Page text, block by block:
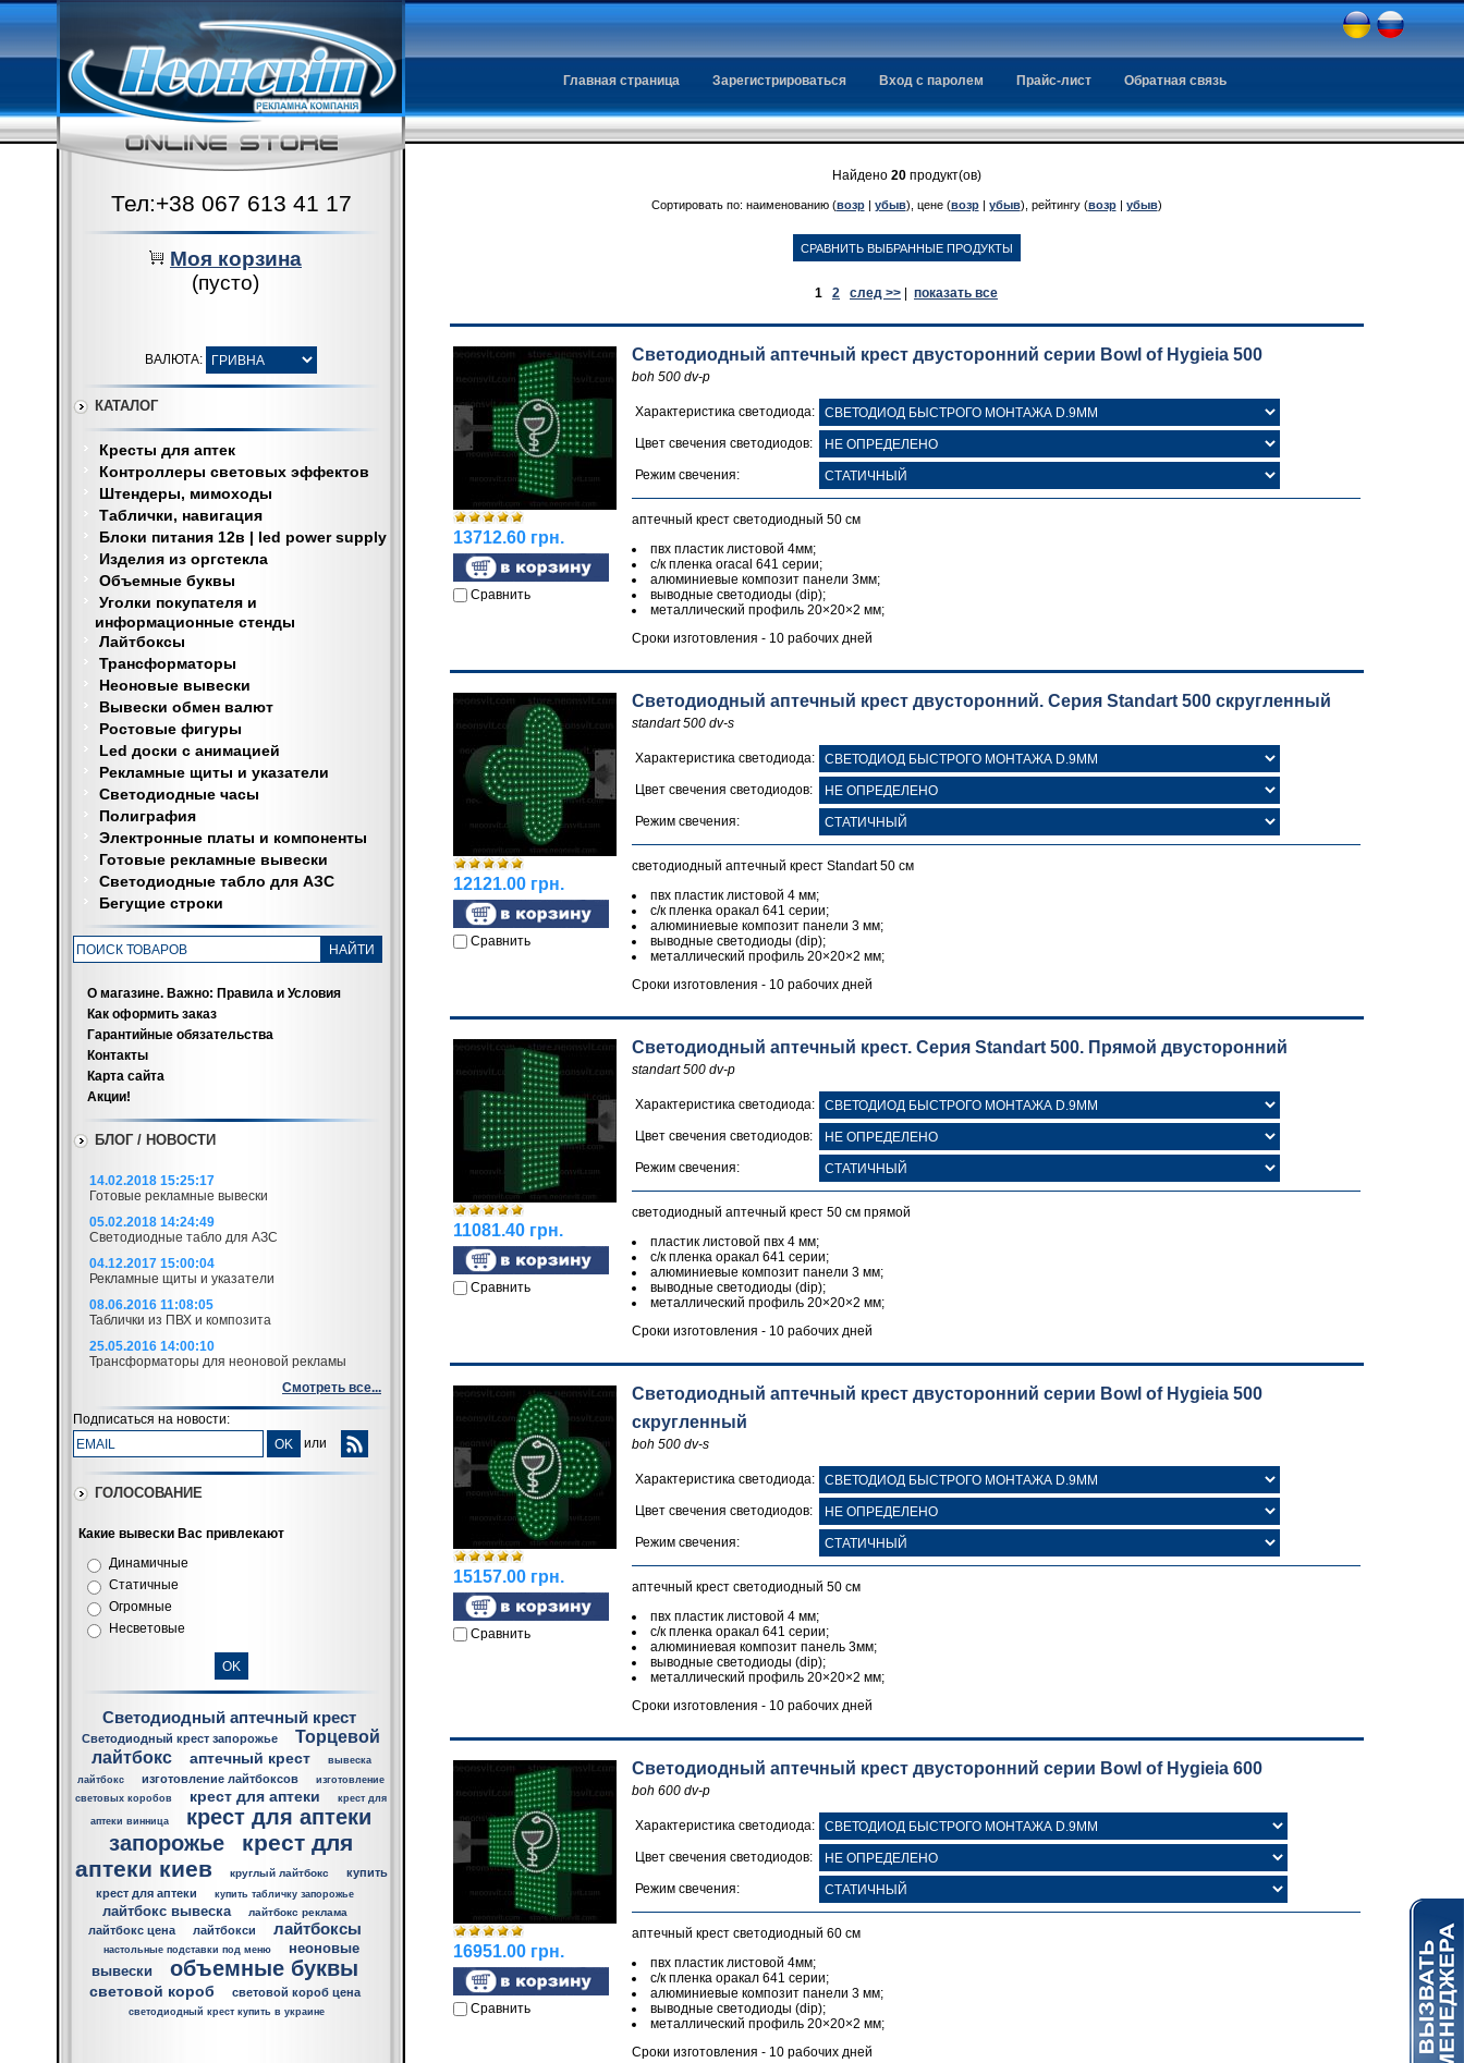
Главная страница Зарегистрироваться Вход с паролем Прайс-лист Обратная связь
Тел:+38 067 613 41 17
Моя корзина
(пусто)
ВАЛЮТА:
КАТАЛОГ
Кресты для аптек
Контроллеры световых эффектов
Штендеры, мимоходы
Таблички, навигация
Блоки питания 12в | led power supply
Изделия из оргстекла
Объемные буквы
Уголки покупателя и
информационные стенды
Лайтбоксы
Трансформаторы
Неоновые вывески
Вывески обмен валют
Ростовые фигуры
Led доски с анимацией
Рекламные щиты и указатели
Светодиодные часы
Полиграфия
Электронные платы и компоненты
Готовые рекламные вывески
Светодиодные табло для АЗС
Бегущие строки
О магазине. Важно: Правила и Условия
Как оформить заказ
Гарантийные обязательства
Контакты
Карта сайта
Акции!
БЛОГ / НОВОСТИ
14.02.2018 15:25:17
Готовые рекламные вывески
05.02.2018 14:24:49
Светодиодные табло для АЗС
04.12.2017 15:00:04
Рекламные щиты и указатели
08.06.2016 11:08:05
Таблички из ПВХ и композита
25.05.2016 14:00:10
Трансформаторы для неоновой рекламы
Смотреть все...
Подписаться на новости:
или
ГОЛОСОВАНИЕ
Какие вывески Вас привлекают
Динамичные
Статичные
Огромные
Несветовые
Светодиодный аптечный крест
Светодиодный крест запорожье
Торцевой
лайтбокс
аптечный крест
вывеска
лайтбокс
изготовление лайтбоксов
изготовление
световых коробов
крест для аптеки крест для
аптеки винница
крест для аптеки
запорожье
крест для
аптеки киев
круглый лайтбокс
купить
крест для аптеки
купить табличку запорожье
лайтбокс вывеска лайтбокс реклама
лайтбокс цена лайтбокси лайтбоксы
настольные подставки под меню
неоновые
вывески
объемные буквы
световой короб световой короб цена
светодиодный крест купить в украине
Найдено 20продукт(ов)
Сортировать по: наименованию (возр| убыв), цене (возр| убыв), рейтингу (возр| убыв)
1 2 след >> показать все
13712.60 грн.
Сравнить
Светодиодный аптечный крест двусторонний серии Bowl of Hygieia 500
boh 500 dv-p
Характеристика светодиода:
Цвет свечения светодиодов:
Режим свечения:
аптечный крест светодиодный 50 см
пвх пластик листовой 4мм;
с/к пленка oracal 641 серии;
алюминиевые композит панели 3мм;
выводные светодиоды (dip);
металлический профиль 20×20×2 мм;
Сроки изготовления - 10 рабочих дней
12121.00 грн.
Сравнить
Светодиодный аптечный крест двусторонний. Серия Standart 500 скругленный
standart 500 dv-s
Характеристика светодиода:
Цвет свечения светодиодов:
Режим свечения:
светодиодный аптечный крест Standart 50 см
пвх пластик листовой 4 мм;
с/к пленка оракал 641 серии;
алюминиевые композит панели 3 мм;
выводные светодиоды (dip);
металлический профиль 20×20×2 мм;
Сроки изготовления - 10 рабочих дней
11081.40 грн.
Сравнить
Светодиодный аптечный крест. Серия Standart 500. Прямой двусторонний
standart 500 dv-p
Характеристика светодиода:
Цвет свечения светодиодов:
Режим свечения:
светодиодный аптечный крест 50 см прямой
пластик листовой пвх 4 мм;
с/к пленка оракал 641 серии;
алюминиевые композит панели 3 мм;
выводные светодиоды (dip);
металлический профиль 20×20×2 мм;
Сроки изготовления - 10 рабочих дней
15157.00 грн.
Сравнить
Светодиодный аптечный крест двусторонний серии Bowl of Hygieia 500
скругленный
boh 500 dv-s
Характеристика светодиода:
Цвет свечения светодиодов:
Режим свечения:
аптечный крест светодиодный 50 см
пвх пластик листовой 4 мм;
с/к пленка оракал 641 серии;
алюминиевая композит панель 3мм;
выводные светодиоды (dip);
металлический профиль 20×20×2 мм;
Сроки изготовления - 10 рабочих дней
16951.00 грн.
Сравнить
Светодиодный аптечный крест двусторонний серии Bowl of Hygieia 600
boh 600 dv-p
Характеристика светодиода:
Цвет свечения светодиодов:
Режим свечения:
аптечный крест светодиодный 60 см
пвх пластик листовой 4мм;
с/к пленка оракал 641 серии;
алюминиевые композит панели 3 мм;
выводные светодиоды (dip);
металлический профиль 20×20×2 мм;
Сроки изготовления - 10 рабочих дней